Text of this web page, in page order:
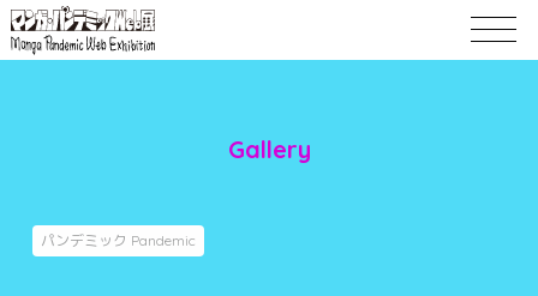
Gallery
パンデミック Pandemic